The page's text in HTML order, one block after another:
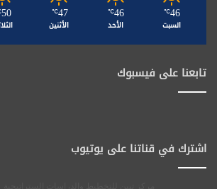
46
℃
السبت
46
℃
الأحد
47
℃
الأثنين
50
تابعنا على فيسبوك
اشترك في قناتنا على يوتيوب